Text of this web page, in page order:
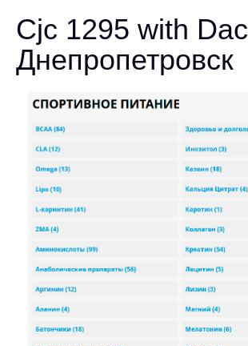
Cjc 1295 with Dac
Днепропетровск